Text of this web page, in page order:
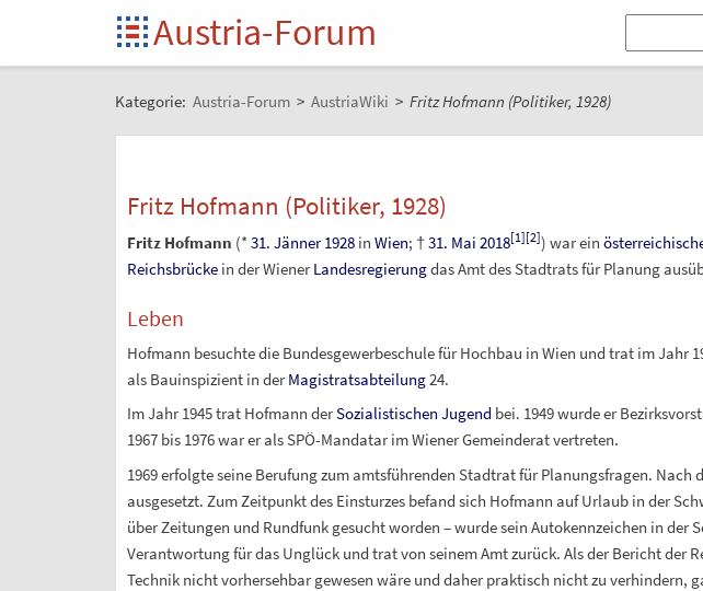
Austria-Forum
Kategorie: Austria-Forum > AustriaWiki > Fritz Hofmann (Politiker, 1928)
Fritz Hofmann (Politiker, 1928)
Fritz Hofmann (*31. Jänner 1928in Wien; †31. Mai 2018[1] [2]) war ein
Reichsbrückein der WienerLandesregierungdas Amt des Stadtrats für Planung
Leben
Hofmann besuchte die Bundesgewerbeschule für Hochbau in Wien und trat im
als Bauinspizient in derMagistratsabteilung24.
Im Jahr 1945 trat Hofmann derSozialistischen Jugendbei. 1949 wurde er
1967 bis 1976 war er als SPÖ-Mandatar im Wiener Gemeinderat vertreten.
1969 erfolgte seine Berufung zum amtsführenden Stadtrat für Planungsfragen.
ausgesetzt. Zum Zeitpunkt des Einsturzes befand sich Hofmann auf Urlaub in der
über Zeitungen und Rundfunk gesucht worden – wurde sein Autokennzeichen in
Verantwortung für das Unglück und trat von seinem Amt zurück. Als der Bericht der
Technik nicht vorhersehbar gewesen wäre und daher praktisch nicht zu